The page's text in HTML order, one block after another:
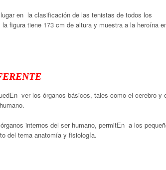
en la clasificación de las tenistas de todos los
la figura tiene 173 cm de altura y muestra a la heroína
ver los órganos básicos, tales como el cerebro y
internos del ser humano, permitEn a los
del tema anatomía y fisiología.